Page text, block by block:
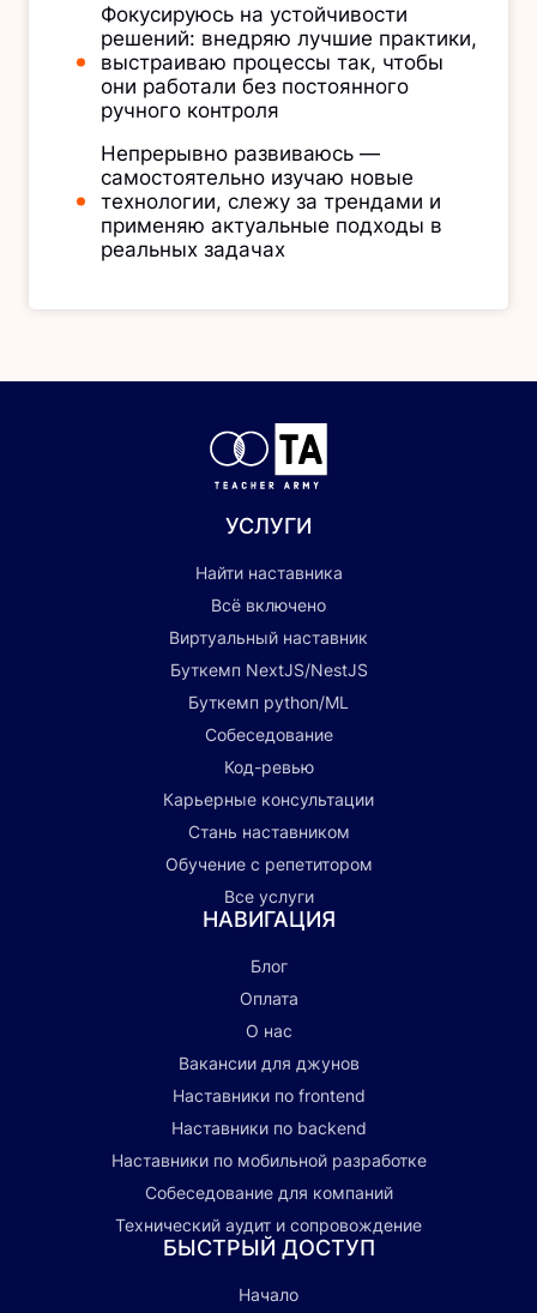
Фокусируюсь на устойчивости
решений: внедряю лучшие практики,
выстраиваю процессы так, чтобы
они работали без постоянного
ручного контроля
Непрерывно развиваюсь —
самостоятельно изучаю новые
технологии, слежу за трендами и
применяю актуальные подходы в
реальных задачах
УСЛУГИ
Найти наставника
Всё включено
Виртуальный наставник
Буткемп NextJS/NestJS
Буткемп python/ML
Собеседование
Код-ревью
Карьерные консультации
Стань наставником
Обучение с репетитором
Все услуги
НАВИГАЦИЯ
Блог
Оплата
О нас
Вакансии для джунов
Наставники по frontend
Наставники по backend
Наставники по мобильной разработке
Собеседование для компаний
Технический аудит и сопровождение
БЫСТРЫЙ ДОСТУП
Начало